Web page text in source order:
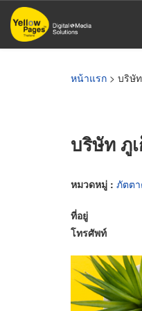
ข้าม
ไป
หน้าแรก > บริษั
บริษัท ภู
หมวดหมู่ : ภัตต
ที่อยู่
โทรศัพท์